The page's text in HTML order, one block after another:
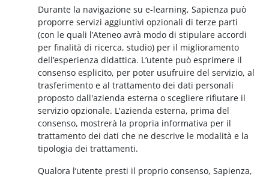
Durante la navigazione su e-learning, Sapienza può
proporre servizi aggiuntivi opzionali di terze parti
(con le quali l’Ateneo avrà modo di stipulare accordi
per finalità di ricerca, studio) per il miglioramento
dell’esperienza didattica. L’utente può esprimere il
consenso esplicito, per poter usufruire del servizio, al
trasferimento e al trattamento dei dati personali
proposto dall'azienda esterna o scegliere rifiutare il
servizio opzionale. L'azienda esterna, prima del
consenso, mostrerà la propria informativa per il
trattamento dei dati che ne descrive le modalità e la
tipologia dei trattamenti.
Qualora l’utente presti il proprio consenso, Sapienza,